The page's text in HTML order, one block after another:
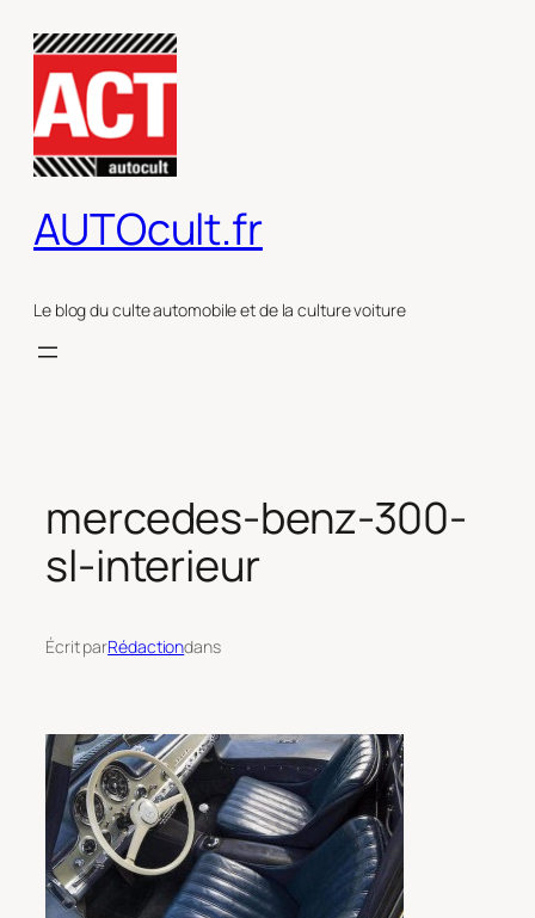
contenu
AUTOcult.fr
Le blog du culte automobile et de la culture voiture
mercedes-benz-300-
sl-interieur
Écrit parRédactiondans